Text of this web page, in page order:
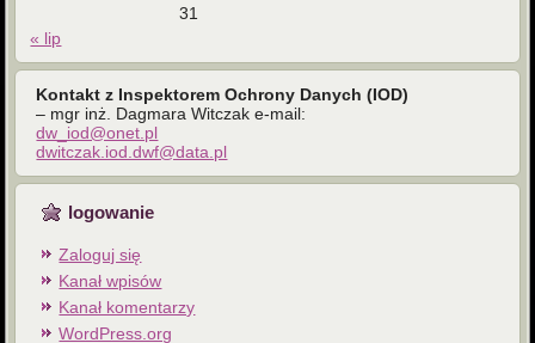
31
« lip
Kontakt z Inspektorem Ochrony Danych (IOD)
– mgr inż. Dagmara Witczak e-mail:
dw_iod@onet.pl
dwitczak.iod.dwf@data.pl
logowanie
Zaloguj się
Kanał wpisów
Kanał komentarzy
WordPress.org